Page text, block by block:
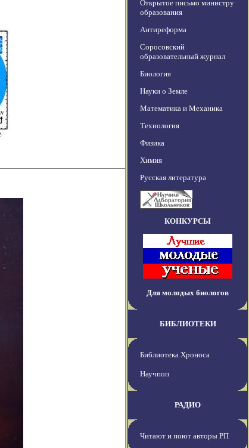
Открытое письмо министру
образования
Антиреформа
Соросовский
образовательный журнал
Биология
Науки о Земле
Математика и Механика
Технология
Физика
Химия
Русская литература
КОНКУРСЫ
Для молодых биологов
БИБЛИОТЕКИ
Библиотека Хроноса
Научпоп
РАДИО
Читают и поют авторы РП